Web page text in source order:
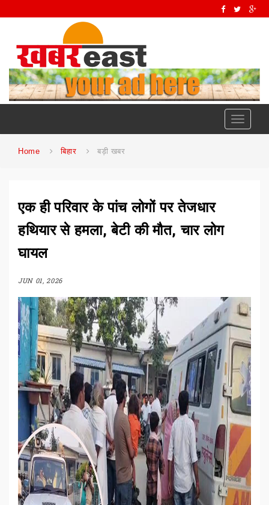
Toggle
Home बिहार बड़ी खबर
एक ही परिवार के पांच लोगों पर तेजधार
हथियार से हमला, बेटी की मौत, चार लोग
घायल
JUN 01, 2026